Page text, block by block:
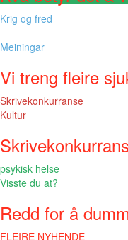
Krig og fred
Meiningar
Vi treng fleire
Skrivekonkurranse
Kultur
psykisk helse
Visste du at?
Redd for å
FLEIRE NYHENDE